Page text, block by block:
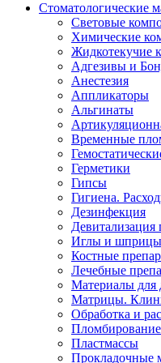
Стоматологические
Световые
Химические
Жидкотекучие
Адгезивы и
Анестезия
Аппликаторы
Альгинаты
Временные
Герметики
Гипсы
Гигиена.
Дезинфекция
Девитализация
Иглы и шприцы
Костные
Лечебные
Материалы для
Матрицы.
Обработка и
Пластмассы
Прокладочные